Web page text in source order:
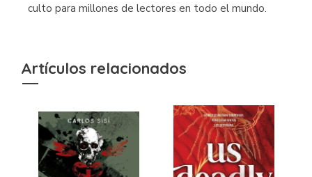
culto para millones de lectores en todo el mundo.
Artículos relacionados